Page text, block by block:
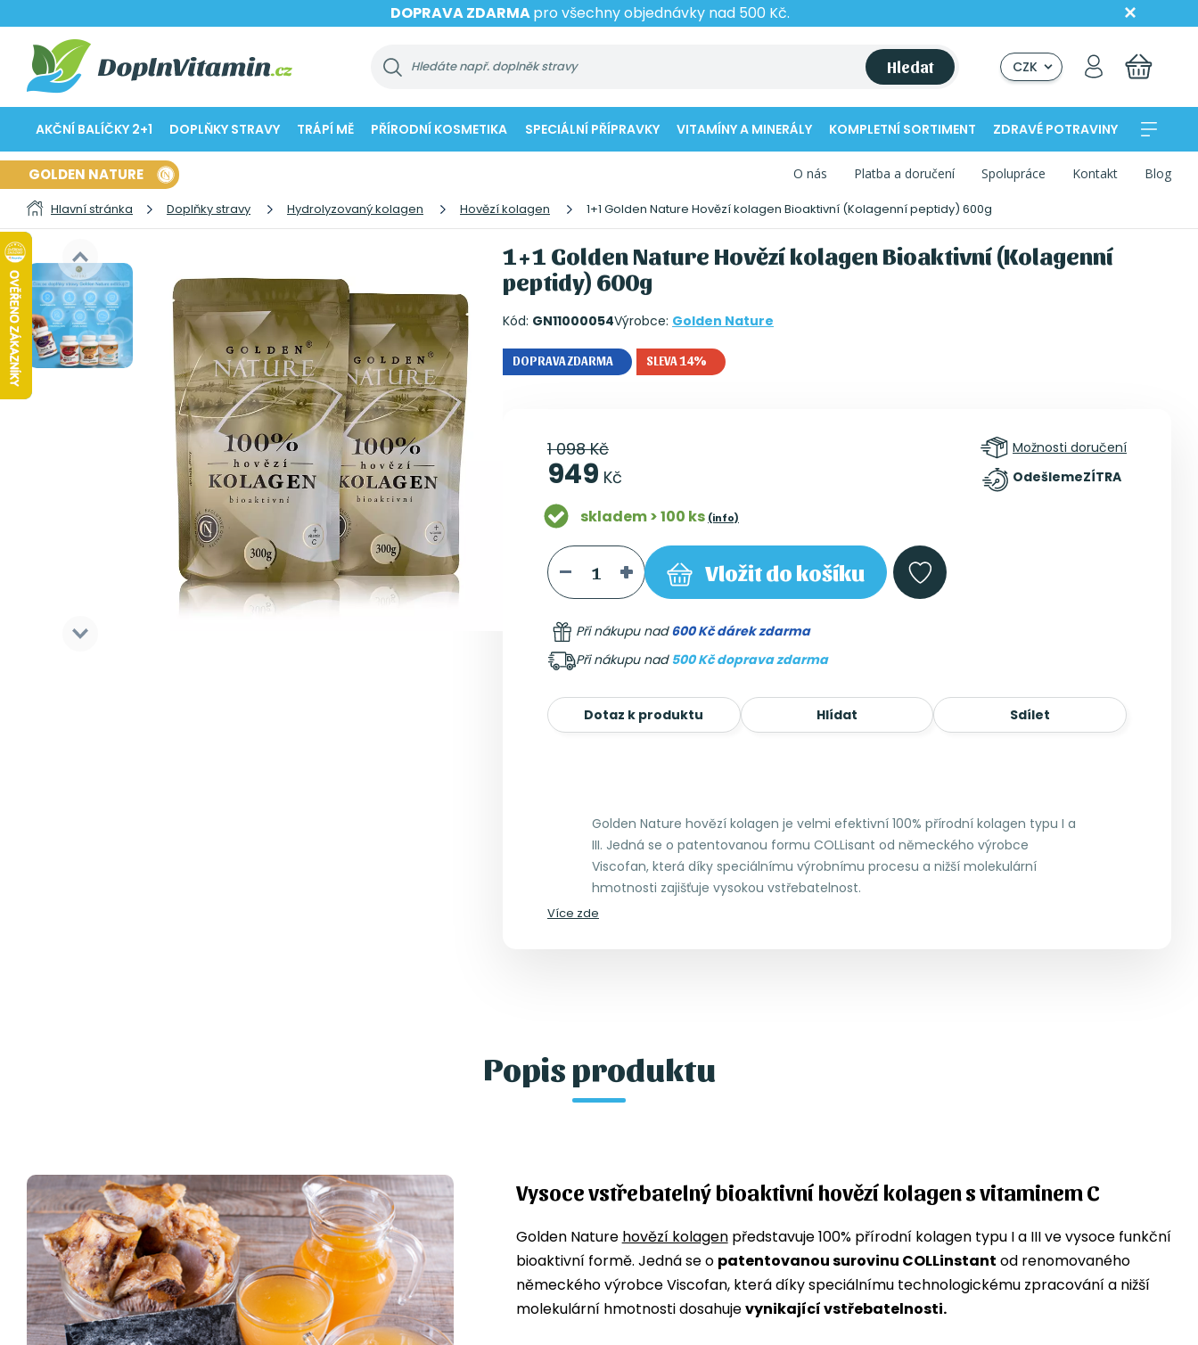
DOPRAVA ZDARMApro všechny objednávky nad 500 Kč.
Hledat CZK
AKČNÍ BALÍČKY 2+1 DOPLŇKY STRAVY TRÁPÍ MĚ PŘÍRODNÍ KOSMETIKA SPECIÁLNÍ PŘÍPRAVKY VITAMÍNY A MINERÁLY KOMPLETNÍ SORTIMENT ZDRAVÉ POTRAVINY
GOLDEN NATURE O nás Platba a doručení Spolupráce Kontakt Blog
Hlavní stránka Doplňky stravy Hydrolyzovaný kolagen Hovězí kolagen 1+1 Golden Nature Hovězí kolagen Bioaktivní (Kolagenní peptidy) 600g
1+1 Golden Nature Hovězí kolagen Bioaktivní (Kolagenní
peptidy) 600g
Kód: GN11000054Výrobce: Golden Nature
DOPRAVA ZDARMA SLEVA 14%
1 098 Kč
949 Kč
Možnosti doručení
OdešlemeZÍTRA
skladem > 100 ks (info)
Vložitdo košíku
Při nákupu nad600 Kč dárek zdarma
Při nákupu nad 500 Kč doprava zdarma
Dotaz k produktu Hlídat Sdílet
Golden Nature hovězí kolagen je velmi efektivní 100% přírodní kolagen typu I a
III. Jedná se o patentovanou formu COLLisant od německého výrobce
Viscofan, která díky speciálnímu výrobnímu procesu a nižší molekulární
hmotnosti zajišťuje vysokou vstřebatelnost.
Více zde
Popis produktu
Vysoce vstřebatelný bioaktivní hovězí kolagen s vitaminem C
Golden Nature hovězí kolagenpředstavuje 100% přírodní kolagen typu I a III ve vysoce funkční
bioaktivní formě. Jedná se o patentovanou surovinu COLLinstant od renomovaného
německého výrobce Viscofan, která díky speciálnímu technologickému zpracování a nižší
molekulární hmotnosti dosahujevynikající vstřebatelnosti.